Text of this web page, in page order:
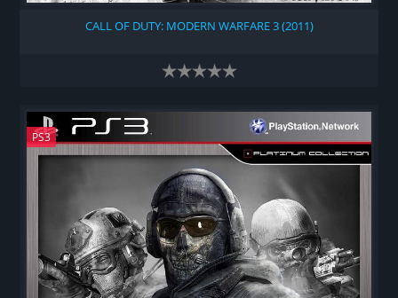
CALL OF DUTY: MODERN WARFARE 3 (2011)
PS3